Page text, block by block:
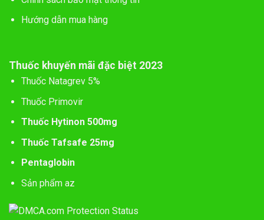
Hướng dẫn mua hàng
Thuốc khuyến mãi đặc biệt 2023
Thuốc Natagrev 5%
Thuốc Primovir
Thuốc Hytinon 500mg
Thuốc Tafsafe 25mg
Pentaglobin
Sản phẩm az